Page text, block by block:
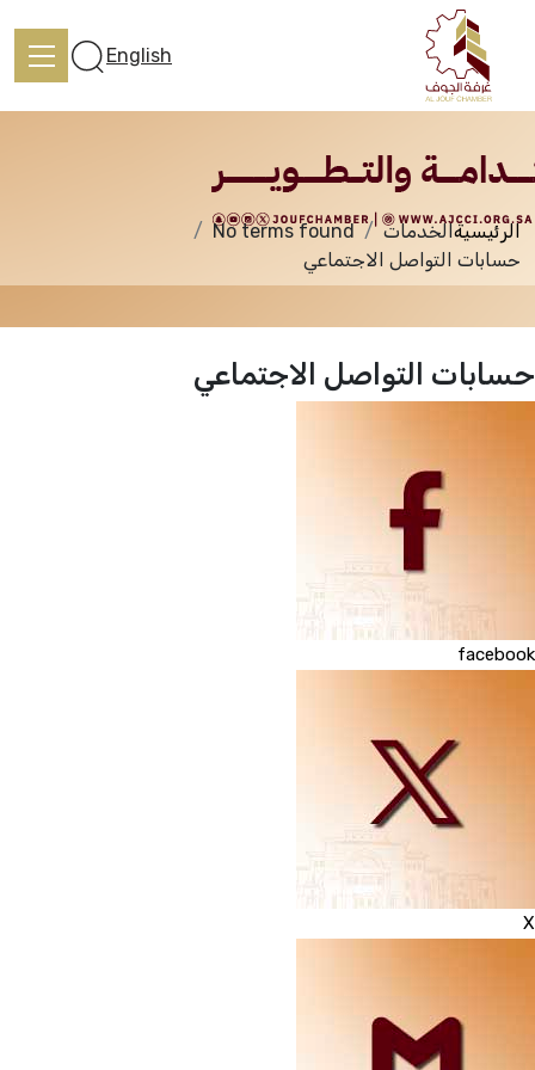
الرئيسية
المركز الإعلامي
فعاليات الغرفة
فعاليات الجوف
مشاريع الغرفة
English
الخدمات
الرئيسيةالخدمات
No terms found
حسابات التواصل الاجتماعي
حسابات التواصل الاجتماعي
facebook
X